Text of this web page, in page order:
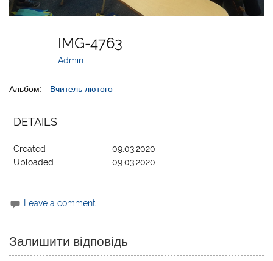
IMG-4763
Admin
Альбом: Вчитель лютого
DETAILS
Created
09.03.2020
Uploaded
09.03.2020
Leave a comment
Залишити відповідь